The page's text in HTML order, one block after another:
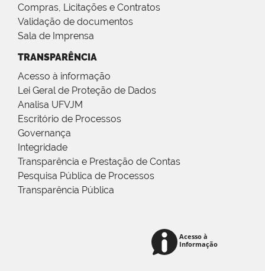
Compras, Licitações e Contratos
Validação de documentos
Sala de Imprensa
TRANSPARÊNCIA
Acesso à informação
Lei Geral de Proteção de Dados
Analisa UFVJM
Escritório de Processos
Governança
Integridade
Transparência e Prestação de Contas
Pesquisa Pública de Processos
Transparência Pública